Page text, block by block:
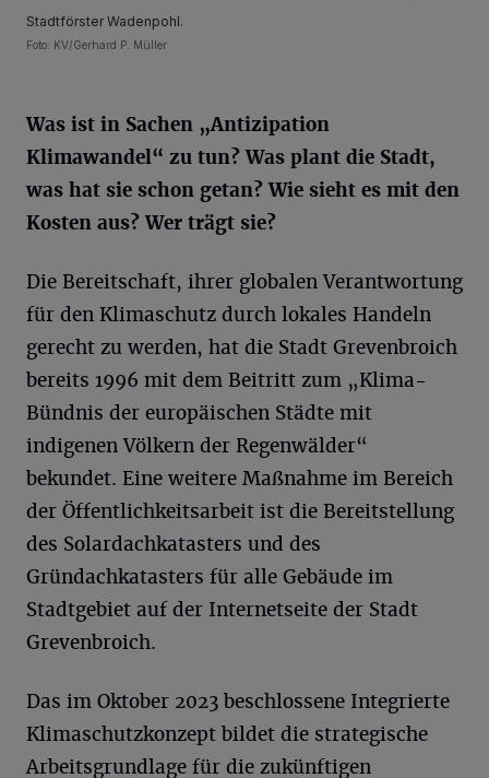
Stadtförster Wadenpohl.
Foto: KV/Gerhard P. Müller
Was ist in Sachen „Antizipation
Klimawandel“ zu tun? Was plant die Stadt,
was hat sie schon getan? Wie sieht es mit den
Kosten aus? Wer trägt sie?
Die Bereitschaft, ihrer globalen Verantwortung
für den Klimaschutz durch lokales Handeln
gerecht zu werden, hat die Stadt Grevenbroich
bereits 1996 mit dem Beitritt zum „Klima-
Bündnis der europäischen Städte mit
indigenen Völkern der Regenwälder“
bekundet. Eine weitere Maßnahme im Bereich
der Öffentlichkeitsarbeit ist die Bereitstellung
des Solardachkatasters und des
Gründachkatasters für alle Gebäude im
Stadtgebiet auf der Internetseite der Stadt
Grevenbroich.
Das im Oktober 2023 beschlossene Integrierte
Klimaschutzkonzept bildet die strategische
Arbeitsgrundlage für die zukünftigen